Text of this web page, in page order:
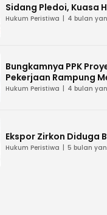
Sidang Pledoi, Kuasa
Hukum Peristiwa 4 bulan
Bungkamnya PPK
Pekerjaan Rampung
Hukum Peristiwa 4 bulan
Ekspor Zirkon Diduga
Hukum Peristiwa 5 bulan